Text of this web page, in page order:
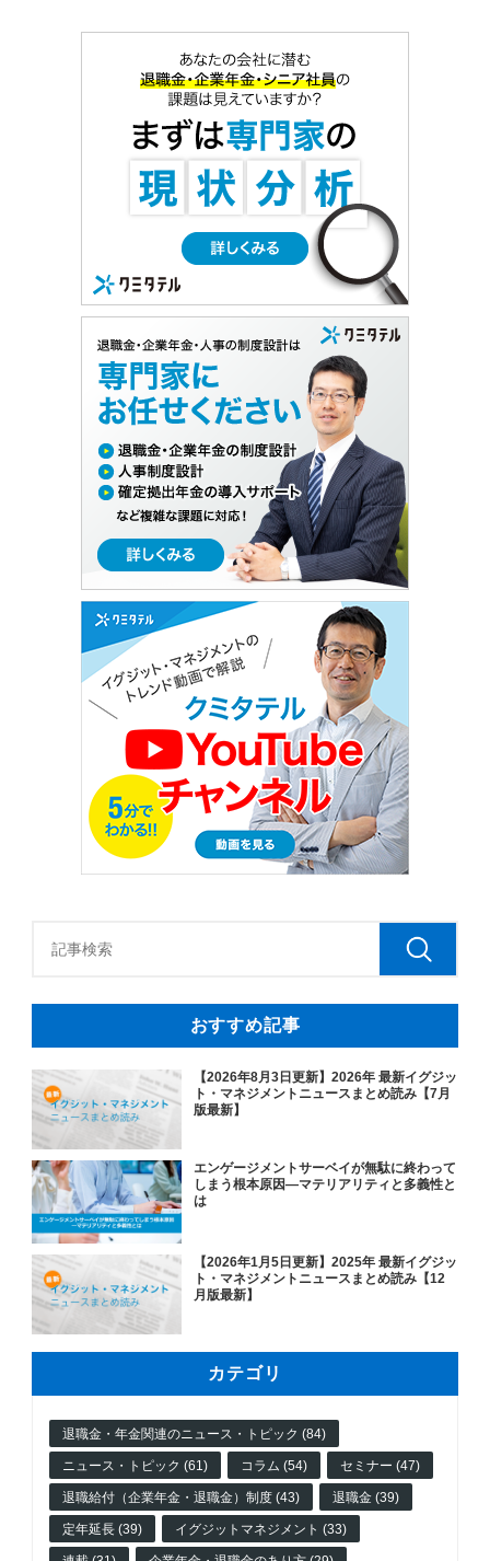
おすすめ記事
【2026年8月3日更新】2026年 最新イグジッ
ト・マネジメントニュースまとめ読み【7月
版最新】
エンゲージメントサーベイが無駄に終わって
しまう根本原因―マテリアリティと多義性と
は
【2026年1月5日更新】2025年 最新イグジッ
ト・マネジメントニュースまとめ読み【12
月版最新】
カテゴリ
退職金・年金関連のニュース・トピック (84)
ニュース・トピック (61) コラム (54) セミナー (47)
退職給付（企業年金・退職金）制度 (43) 退職金 (39)
定年延長 (39) イグジットマネジメント (33)